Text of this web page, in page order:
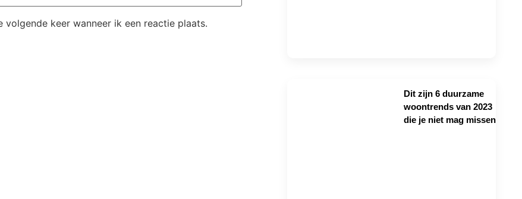
keer wanneer ik een reactie plaats.
Dit zijn 6 duurzame
woontrends van 2023
die je niet mag missen